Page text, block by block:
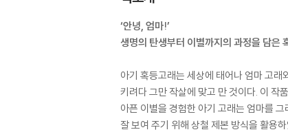
‘안녕, 엄마!’
생명의 탄생부터 이별까지의 과정을 담은
아기 혹등고래는 세상에 태어나 엄마 고
키려다 그만 작살에 맞고 만 것이다. 이 작
아픈 이별을 경험한 아기 고래는 엄마를
잘 보여 주기 위해 상철 제본 방식을 활용